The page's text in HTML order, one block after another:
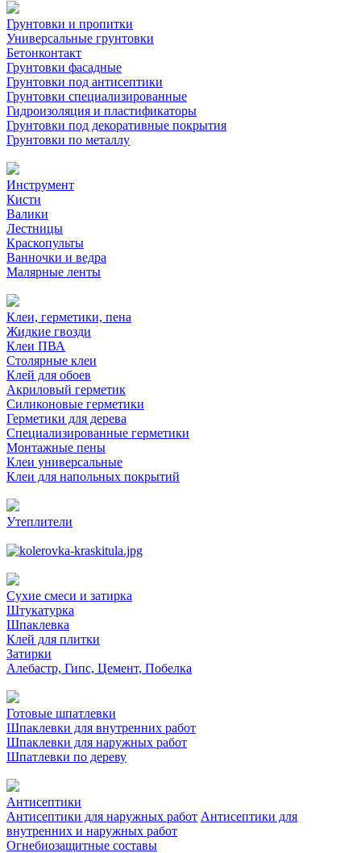
Грунтовки и пропитки
Универсальные грунтовки
Бетонконтакт
Грунтовки фасадные
Грунтовки под антисептики
Грунтовки специализированные
Гидроизоляция и пластификаторы
Грунтовки под декоративные покрытия
Грунтовки по металлу
Инструмент
Кисти
Валики
Лестницы
Краскопульты
Ванночки и ведра
Малярные ленты
Клеи, герметики, пена
Жидкие гвозди
Клеи ПВА
Столярные клеи
Клей для обоев
Акриловый герметик
Силиконовые герметики
Герметики для дерева
Специализированные герметики
Монтажные пены
Клеи универсальные
Клеи для напольных покрытий
Утеплители
Сухие смеси и затирка
Штукатурка
Шпаклевка
Клей для плитки
Затирки
Алебастр, Гипс, Цемент, Побелка
Готовые шпатлевки
Шпаклевки для внутренних работ
Шпаклевки для наружных работ
Шпатлевки по дереву
Антисептики
Антисептики для наружных работ Антисептики для
внутренних и наружных работ
Огнебиозащитные составы